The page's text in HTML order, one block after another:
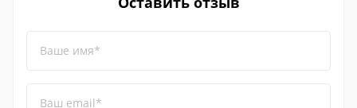
Ваше имя*
Ваш email*